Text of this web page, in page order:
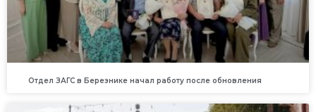
Отдел ЗАГС в Березнике начал работу после обновления